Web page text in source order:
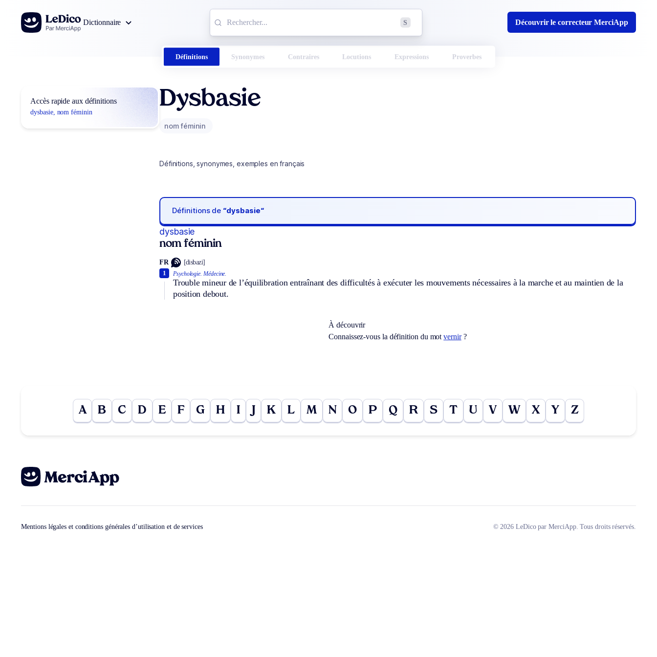
Aller au contenu
Dictionnaire
S Découvrir le correcteur MerciApp
Définitions Synonymes Contraires Locutions Expressions Proverbes
Accès rapide aux définitions
dysbasie, nom féminin
Dysbasie
nom féminin
Définitions, synonymes, exemples en français
Définitions de “dysbasie“
dysbasie
nom féminin
FR [disbazi]
Psychologie. Médecine.
Trouble mineur de l’équilibration entraînant des difficultés à exécuter les mouvements nécessaires à la marche et au maintien de la
position debout.
1
À découvrir
Connaissez-vous la définition du motvernir?
A B C D E F G H I K L M N O P Q R S T U V W X Y Z
Mentions légales et conditions générales d’utilisation et de services © 2026 LeDico par MerciApp. Tous droits réservés.